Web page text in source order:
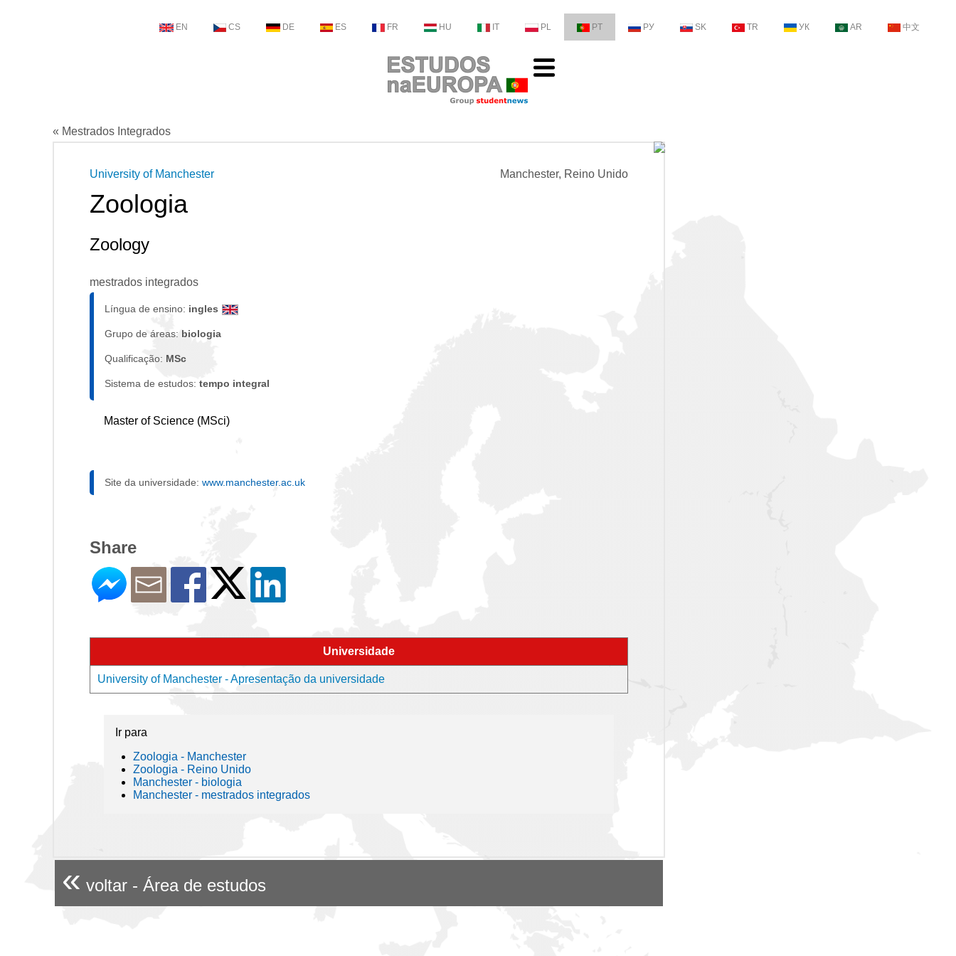
EN CS DE ES FR HU IT PL PT РУ SK TR УК AR 中文
« Mestrados Integrados
Manchester, Reino Unido
University of Manchester
Zoologia
Zoology
mestrados integrados
Língua de ensino: ingles
Grupo de áreas: biologia
Qualificação: MSc
Sistema de estudos: tempo integral
Master of Science (MSci)
Site da universidade: www.manchester.ac.uk
Share
Universidade
University of Manchester - Apresentação da universidade
Ir para
Zoologia - Manchester
Zoologia - Reino Unido
Manchester - biologia
Manchester - mestrados integrados
« voltar - Área de estudos